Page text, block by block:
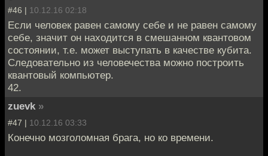
#46 | 10.12.16 02:18
Если человек равен самому себе и не равен самому
себе, значит он находится в смешанном квантовом
состоянии, т.е. может выступать в качестве кубита.
Следовательно из человечества можно построить
квантовый компьютер.
42.
zuevk »
#47 | 10.12.16 03:33
Конечно мозголомная брага, но ко времени.